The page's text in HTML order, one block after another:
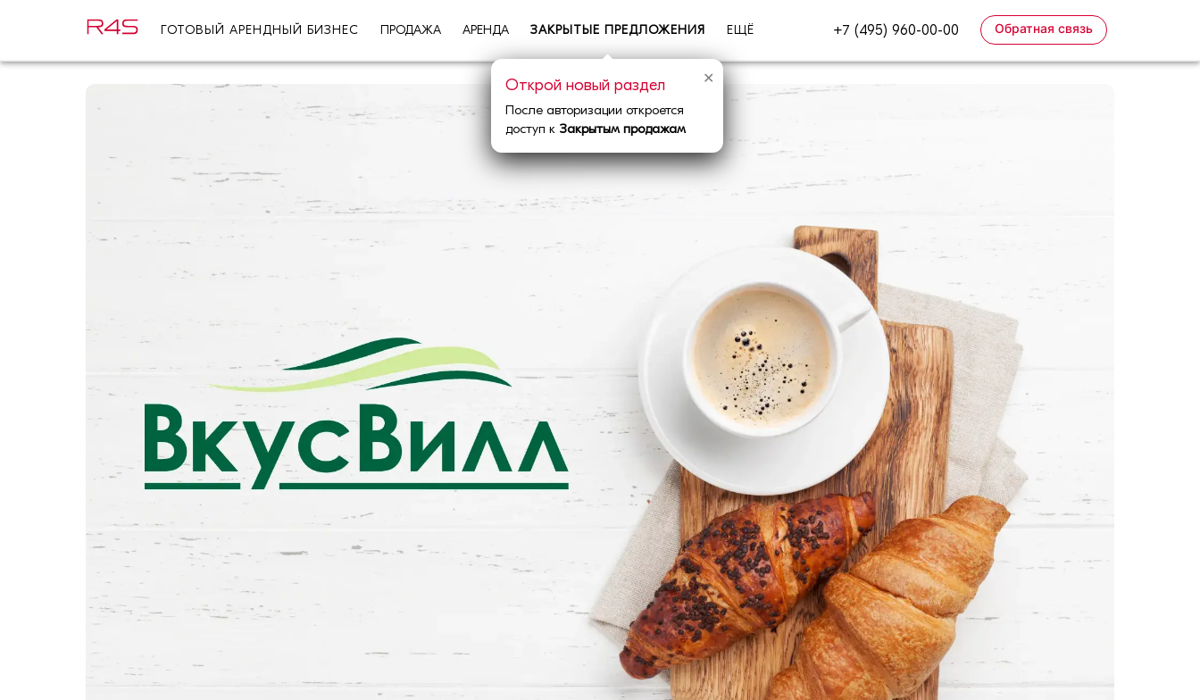
ГОТОВЫЙ АРЕНДНЫЙ БИЗНЕС ПРОДАЖА АРЕНДА ЗАКРЫТЫЕ ПРЕДЛОЖЕНИЯ ЕЩЁ +7 (495) 960-00-00 Обратная связь
✕
Открой новый раздел
После авторизации откроется
доступ к Закрытым продажам